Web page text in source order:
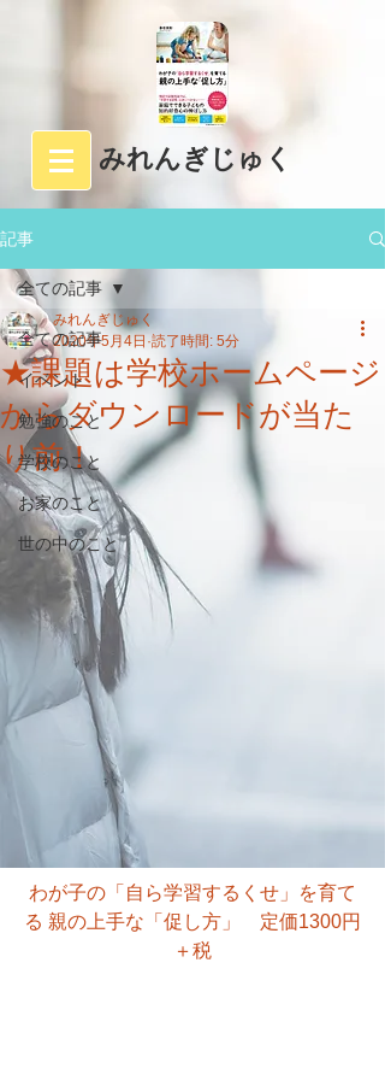
みれんぎじゅく
記事
全ての記事
イベント
勉強のこと
学校のこと
お家のこと
世の中のこと
全ての記事
★課題は学校ホームページ
からダウンロードが当た
り前！
みれんぎじゅく
2020年5月4日 読了時間: 5分
わが子の「自ら学習するくせ」を育て
る 親の上手な「促し方」　定価1300円
＋税